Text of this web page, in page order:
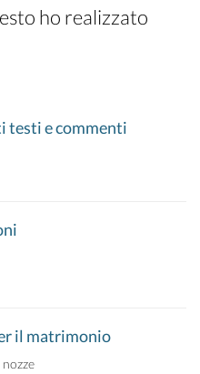
ho realizzato
testi e commenti
il matrimonio
nozze